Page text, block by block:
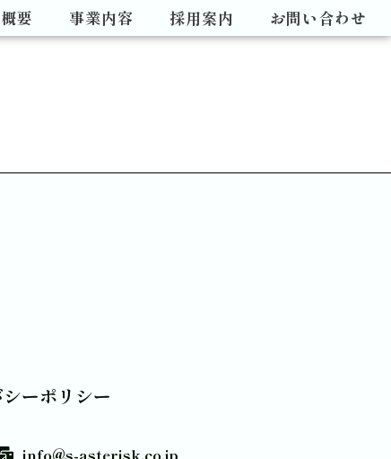
要 事業内容 採用案内 お問い合わせ
ーポリシー
info@s-asterisk.co.jp